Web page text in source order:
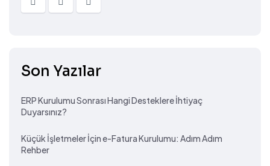
Son Yazılar
ERP Kurulumu Sonrası Hangi Desteklere İhtiyaç
Duyarsınız?
Küçük İşletmeler İçin e-Fatura Kurulumu: Adım Adım
Rehber